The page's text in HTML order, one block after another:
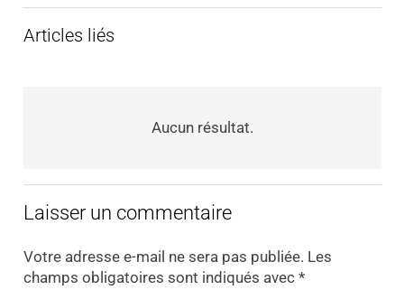
Articles liés
Aucun résultat.
Laisser un commentaire
Votre adresse e-mail ne sera pas publiée. Les
champs obligatoires sont indiqués avec *